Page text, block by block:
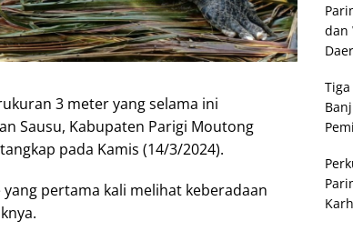
3 meter yang selama ini
Sausu, Kabupaten Parigi Moutong
pada Kamis (14/3/2024).
pertama kali melihat keberadaan
dan